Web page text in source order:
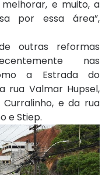
e muito, a
por essa área”,
outras reformas
nas
a Estrada do
rua Valmar Hupsel,
e da rua
e Stiep.